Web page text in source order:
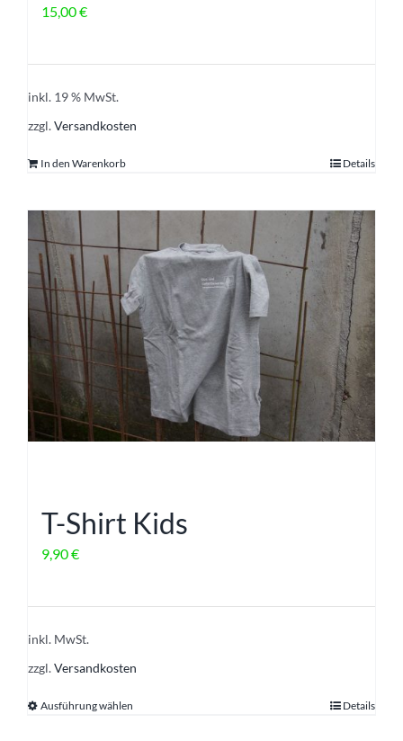
15,00€
inkl. 19 % MwSt.
zzgl.Versandkosten
In den Warenkorb Details
T-Shirt Kids
9,90€
inkl. MwSt.
zzgl.Versandkosten
Ausführung wählen Details